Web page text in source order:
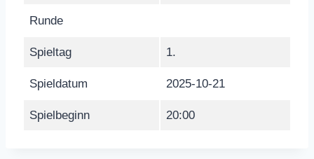
Runde
Spieltag 1.
Spieldatum 2025-10-21
Spielbeginn 20:00